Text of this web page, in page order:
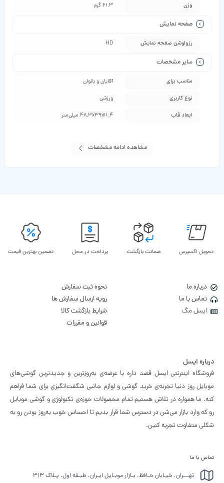
وزن 61.3 گرم
صفحه نمایش
رزولوشن صفحه نمایش HD
سایر مشخصات
مناسب برای آقایان و بانوان
نوع کاربری ورزشی
ابعاد قاب 48.3x39x11.4 میلی‌متر
مشاهده ادامه مشخصات
تحویل اکسپرس ضمانت بازگشت پرداخت در محل تضمین بهترین قیمت
درباره ما
تماس با ما
ایسل مگ
نحوه ثبت سفارش
رویه ارسال سفارش ها
شرایط بازگشت کالا
قوانین و مقررات
درباره ایسل
فروشگاه اینترنتی ایسل قصد داره با عرضه‌ی به‌روزترین و جدیدترین گوشی‌های
موبایل روز دنیا تجربه‌ی خرید گوشی و لوازم جانبی شگفت‌انگیزی برای شما فراهم
کنه. ما همواره در تلاش هستیم تمام محصولات حوزه‌ی تکنولوژی و گوشی موبایل
رو که وارد بازار می‌شن در دسترس شما قرار بدیم تا احساس خوب به‌روز بودن رو به
شکلی متفاوت تجربه کنین.
تماس با ما
تهـــران، خیـابان حـافظ، بـازار موبـایل ایـران، طبـقه اول، پـلاک ۳۱۳